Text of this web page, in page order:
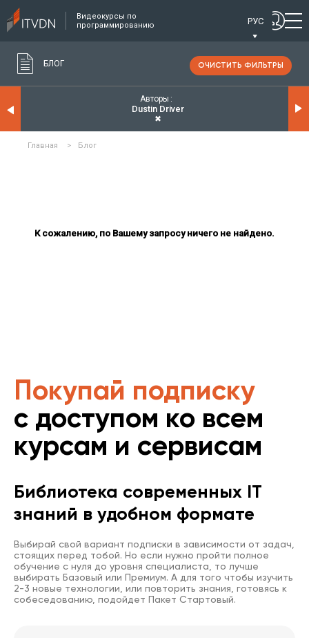
Видеокурсы по
программированию
РУС
БЛОГ ОЧИСТИТЬ ФИЛЬТРЫ
Авторы
Dustin Driver
✖
Главная > Блог
К сожалению, по Вашему запросу ничего не найдено.
Покупай подписку
с доступом ко всем
курсам и сервисам
Библиотека современных IT
знаний в удобном формате
Выбирай свой вариант подписки в зависимости от задач,
стоящих перед тобой. Но если нужно пройти полное
обучение с нуля до уровня специалиста, то лучше
выбирать Базовый или Премиум. А для того чтобы изучить
2-3 новые технологии, или повторить знания, готовясь к
собеседованию, подойдет Пакет Стартовый.